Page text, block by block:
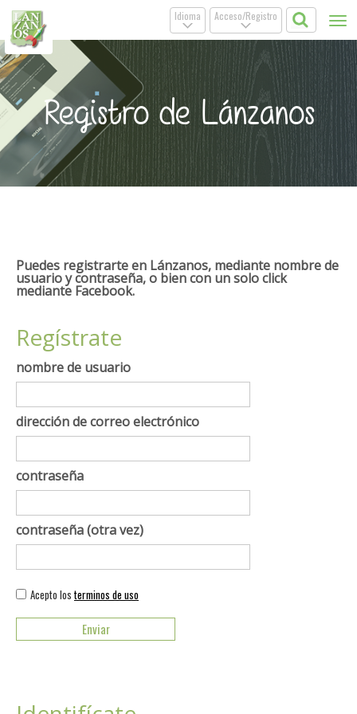
Acceso/Registro
.
Idioma
.
Registro de Lánzanos
Puedes registrarte en Lánzanos, mediante nombre de
usuario y contraseña, o bien con un solo click
mediante Facebook.
Regístrate
nombre de usuario
dirección de correo electrónico
contraseña
contraseña (otra vez)
Acepto los terminos de uso